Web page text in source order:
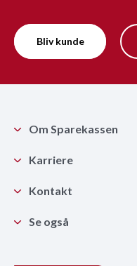
Bliv kunde
Om Sparekassen
Karriere
Kontakt
Se også